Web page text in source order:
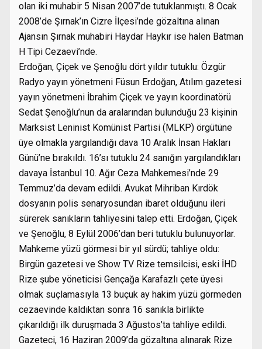
olan iki muhabir 5 Nisan 2007’de tutuklanmıştı. 8 Ocak
2008’de Şırnak’ın Cizre İlçesi’nde gözaltına alınan
Ajansın Şırnak muhabiri Haydar Haykır ise halen Batman
H Tipi Cezaevi’nde.
Erdoğan, Çiçek ve Şenoğlu dört yıldır tutuklu: Özgür
Radyo yayın yönetmeni Füsun Erdoğan, Atılım gazetesi
yayın yönetmeni İbrahim Çiçek ve yayın koordinatörü
Sedat Şenoğlu’nun da aralarından bulunduğu 23 kişinin
Marksist Leninist Komünist Partisi (MLKP) örgütüne
üye olmakla yargılandığı dava 10 Aralık İnsan Hakları
Günü’ne bırakıldı. 16’sı tutuklu 24 sanığın yargılandıkları
davaya İstanbul 10. Ağır Ceza Mahkemesi’nde 29
Temmuz’da devam edildi. Avukat Mihriban Kırdök
dosyanın polis senaryosundan ibaret olduğunu ileri
sürerek sanıkların tahliyesini talep etti. Erdoğan, Çiçek
ve Şenoğlu, 8 Eylül 2006’dan beri tutuklu bulunuyorlar.
Mahkeme yüzü görmesi bir yıl sürdü; tahliye oldu:
Birgün gazetesi ve Show TV Rize temsilcisi, eski İHD
Rize şube yöneticisi Gençağa Karafazlı çete üyesi
olmak suçlamasıyla 13 buçuk ay hakim yüzü görmeden
cezaevinde kaldıktan sonra 16 sanıkla birlikte
çıkarıldığı ilk duruşmada 3 Ağustos’ta tahliye edildi.
Gazeteci, 16 Haziran 2009’da gözaltına alınarak Rize